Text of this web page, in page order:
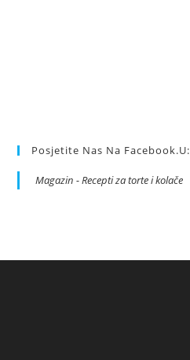
Posjetite Nas Na Facebook.u:
Magazin - Recepti za torte i kolače